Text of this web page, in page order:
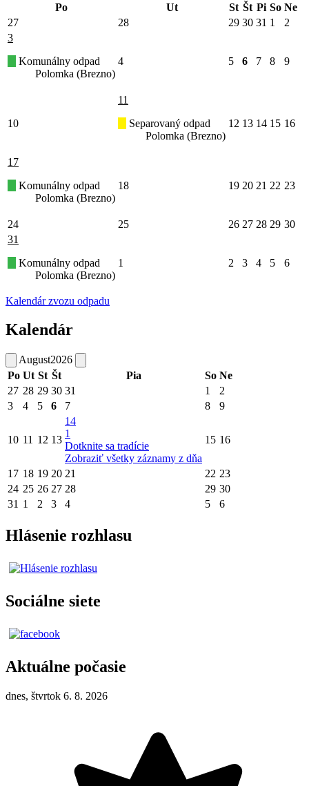
Po
Ut St Št Pi So Ne
27
28 29 30 31 1
2
3
Komunálny odpad
Polomka (Brezno)
4 5 6 7 8 9
10
11
Separovaný odpad
Polomka (Brezno)
12 13 14 15 16
17
Komunálny odpad
Polomka (Brezno)
18 19 20 21 22 23
24 25 26 27 28 29 30
31
Komunálny odpad
Polomka (Brezno)
1 2 3 4 5 6
Kalendár zvozu odpadu
Kalendár
August2026
Po Ut St Št Pia So Ne
27 28 29 30 31 1
2
3
4 5 6 7 8 9
10 11 12 13
14
1
Dotknite sa tradície
Zobraziť všetky záznamy z dňa
15 16
17 18 19 20 21 22 23
24 25 26 27 28 29 30
31 1 2 3 4 5 6
Hlásenie rozhlasu
Sociálne siete
Aktuálne počasie
dnes, štvrtok 6. 8. 2026